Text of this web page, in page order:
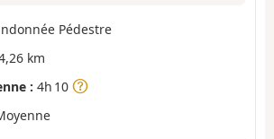
Pédestre
km
: 4h 10